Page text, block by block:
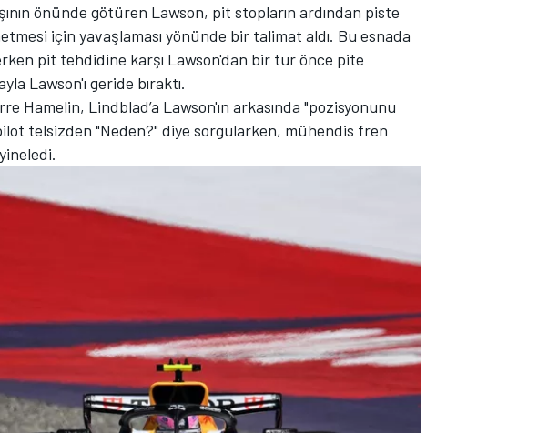
önünde götüren Lawson, pit stopların ardından piste
için yavaşlaması yönünde bir talimat aldı. Bu esnada
pit tehdidine karşı Lawson'dan bir tur önce pite
Lawson'ı geride bıraktı.
Hamelin, Lindblad’a Lawson'ın arkasında "pozisyonunu
telsizden "Neden?" diye sorgularken, mühendis fren